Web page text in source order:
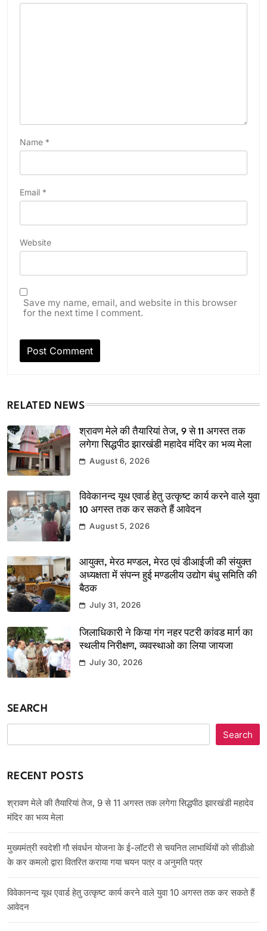
Name *
Email *
Website
Save my name, email, and website in this browser
for the next time I comment.
RELATED NEWS
श्रावण मेले की तैयारियां तेज, 9 से 11 अगस्त तक
लगेगा सिद्धपीठ झारखंडी महादेव मंदिर का भव्य मेला
August 6, 2026
विवेकानन्द यूथ एवार्ड हेतु उत्कृष्ट कार्य करने वाले युवा
10 अगस्त तक कर सकते हैं आवेदन
August 5, 2026
आयुक्त, मेरठ मण्डल, मेरठ एवं डीआईजी की संयुक्त
अध्यक्षता में संपन्न हुई मण्डलीय उद्योग बंधु समिति की
बैठक
July 31, 2026
जिलाधिकारी ने किया गंग नहर पटरी कांवड मार्ग का
स्थलीय निरीक्षण, व्यवस्थाओ का लिया जायजा
July 30, 2026
SEARCH
Search
RECENT POSTS
श्रावण मेले की तैयारियां तेज, 9 से 11 अगस्त तक लगेगा सिद्धपीठ झारखंडी महादेव
मंदिर का भव्य मेला
मुख्यमंत्री स्वदेशी गौ संवर्धन योजना के ई-लॉटरी से चयनित लाभार्थियों को सीडीओ
के कर कमलो द्वारा वितरित कराया गया चयन पत्र व अनुमति पत्र
विवेकानन्द यूथ एवार्ड हेतु उत्कृष्ट कार्य करने वाले युवा 10 अगस्त तक कर सकते हैं
आवेदन